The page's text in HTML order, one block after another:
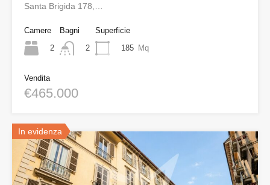
Santa Brigida 178,…
Camere
2
Bagni
2
Superficie
185 Mq
Vendita
€465.000
In evidenza